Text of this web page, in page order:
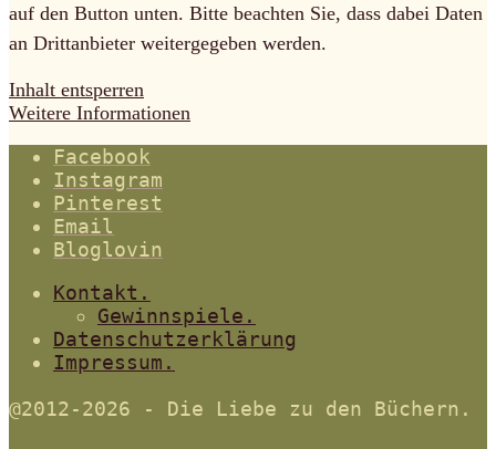
auf den Button unten. Bitte beachten Sie, dass dabei Daten
an Drittanbieter weitergegeben werden.
Inhalt entsperren
Weitere Informationen
Facebook
Instagram
Pinterest
Email
Bloglovin
Kontakt.
Gewinnspiele.
Datenschutzerklärung
Impressum.
@2012-2026 - Die Liebe zu den Büchern.